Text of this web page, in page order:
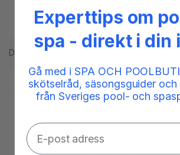
Add to compare
Del
Tilgængelighed: Low stock: 5 left
WEL-300-0060
poolbelysning,poollampa,
utbyteslampa
Kategorier:
Belysning ABS,Belysning
Experttips om
spa - direkt i din
Gå med i SPA OCH
skötselråd, säsongsguider
från Sveriges pool- och